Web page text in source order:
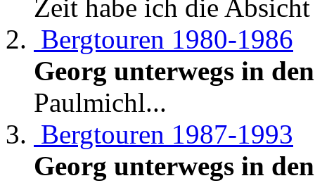
Zeit habe ich die
Bergtouren 1980-1986
Georg unterwegs in
Paulmichl...
Bergtouren 1987-1993
Georg unterwegs in